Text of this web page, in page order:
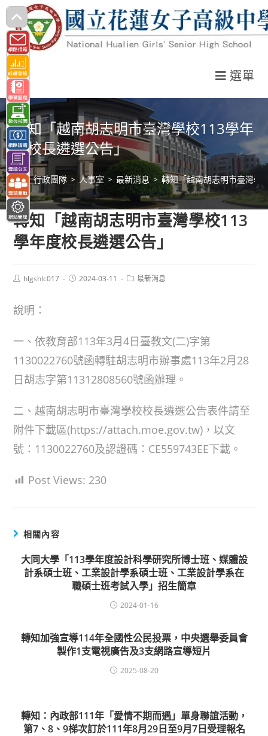
跳
轉
至
主
要
內
容
選單
轉知「越南胡志明市臺灣學校113學年
度校長遴選公告」
> 行政團隊 > 人事室 > 最新消息 > 轉知「越南胡志明市臺灣學
轉知「越南胡志明市臺灣學校113
學年度校長遴選公告」
Posthlgshlc017
Post2024-03-11
Post最新消息
說明：
一、依教育部113年3月4日臺教文(二)字第
1130022760號函轉駐胡志明市辦事處113年2月28
日胡志字第11312808560號函辦理。
二、越南胡志明市臺灣學校校長遴選公告表件請至
附件下載區(https://attach.moe.gov.tw)，以文
號：1130022760及認證碼：CE559743EE下載。
Post Views: 230
相關內容
大同大學「113學年度設計科學研究所博士班、媒體設
計系碩士班、工業設計學系碩士班、工業設計學系在
職碩士班考試入學」招生簡章
2024-01-16
轉知加強宣導114年全國性公民投票，中央選舉委員會
製作1支電視廣告及3支網路宣導短片
2025-08-20
轉知：內政部111年「愛情不期而遇」單身聯誼活動，
第7、8、9梯次訂於111年8月29日至9月7日受理報名